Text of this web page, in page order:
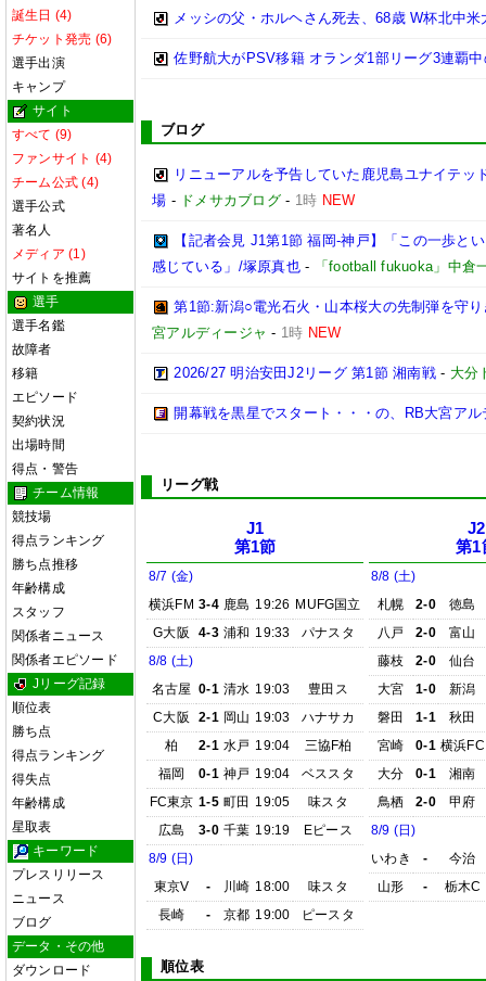
誕生日 (4)
チケット発売 (6)
選手出演
キャンプ
サイト
すべて (9)
ファンサイト (4)
チーム公式 (4)
選手公式
著名人
メディア (1)
サイトを推薦
選手
選手名鑑
故障者
移籍
エピソード
契約状況
出場時間
得点・警告
チーム情報
競技場
得点ランキング
勝ち点推移
年齢構成
スタッフ
関係者ニュース
関係者エピソード
Jリーグ記録
順位表
勝ち点
得点ランキング
得失点
年齢構成
星取表
キーワード
プレスリリース
ニュース
ブログ
データ・その他
ダウンロード
メッシの父・ホルヘさん死去、68歳 W杯北中
佐野航大がPSV移籍 オランダ1部リーグ3連覇
ブログ
リニューアルを予告していた鹿児島ユナイテッ
場 - ドメサカブログ- 1時 NEW
【記者会見 J1第1節 福岡-神戸】「この一歩と
感じている」/塚原真也- 「football fukuoka」中倉
第1節:新潟○電光石火・山本桜大の先制弾を守
宮アルディージャ - 1時 NEW
2026/27 明治安田J2リーグ 第1節 湘南戦- 大分
開幕戦を黒星でスタート・・・の、RB大宮ア
リーグ戦
J1
第1節
8/7 (金)
横浜FM 3-4 鹿島 19:26 MUFG国立
G大阪
4-3 浦和 19:33
パナスタ
8/8 (土)
名古屋 0-1 清水 19:03
豊田ス
C大阪
2-1 岡山 19:03
ハナサカ
柏
2-1 水戸 19:04
三協F柏
福岡
0-1 神戸 19:04
ベススタ
FC東京 1-5 町田 19:05
味スタ
広島
3-0 千葉 19:19
Eピース
8/9 (日)
東京V
- 川崎 18:00
味スタ
長崎
- 京都 19:00 ピースタ
J2
第1
8/8 (土)
札幌
2-0
徳島
八戸
2-0
富山
藤枝
2-0
仙台
大宮
1-0
新潟
磐田
1-1
秋田
宮崎
0-1 横浜FC
大分
0-1
湘南
鳥栖
2-0
甲府
8/9 (日)
いわき
-
今治
山形
- 栃木C
順位表